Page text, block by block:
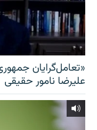
«تعامل‌گرایان
علیرضا نامور حقیقی